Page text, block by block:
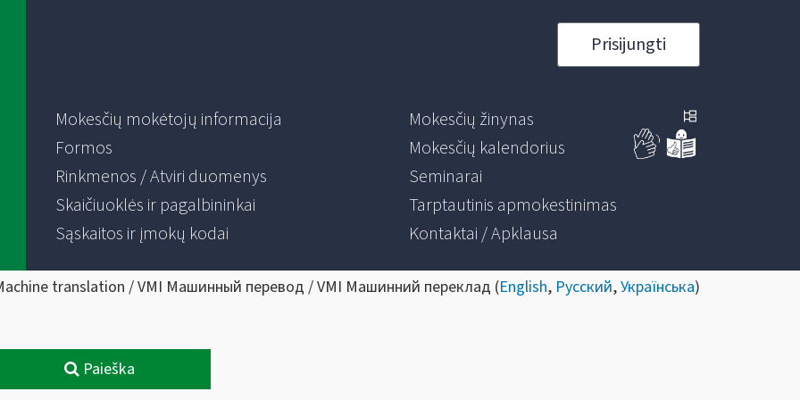
Prisijungti
Mokesčių mokėtojų informacija
Formos
Rinkmenos / Atviri duomenys
Skaičiuoklės ir pagalbininkai
Sąskaitos ir įmokų kodai
Mokesčių žinynas
Mokesčių kalendorius
Seminarai
Tarptautinis apmokestinimas
Kontaktai / Apklausa
translation / VMI Машинный перевод / VMI Машинний переклад (English, Русский,Українська)
Paieška